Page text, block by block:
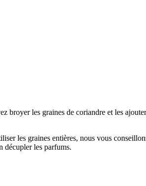
broyer les graines de coriandre et les
les graines entières, nous vous
décupler les parfums.